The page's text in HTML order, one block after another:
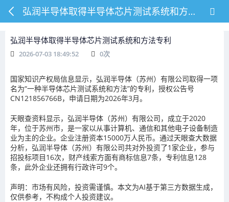
弘润半导体取得半导体芯片测试系统和方法专利
弘润半导体取得半导体芯片测试系统和方法专利
2026-07-03 18:49:52 0次
国家知识产权局信息显示，弘润半导体（苏州）有限公司取得一项
名为“一种半导体芯片测试系统和方法”的专利，授权公告号
CN121856766B，申请日期为2026年3月。
天眼查资料显示，弘润半导体（苏州）有限公司，成立于2020
年，位于苏州市，是一家以从事计算机、通信和其他电子设备制造
业为主的企业。企业注册资本15000万人民币。通过天眼查大数据
分析，弘润半导体（苏州）有限公司共对外投资了1家企业，参与
招投标项目16次，财产线索方面有商标信息7条，专利信息128
条，此外企业还拥有行政许可9个。
声明：市场有风险，投资需谨慎。本文为AI基于第三方数据生成，
仅供参考，不构成个人投资建议。